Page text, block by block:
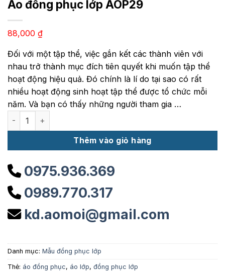
Áo đồng phục lớp AOP29
88,000 ₫
Đối với một tập thể, việc gắn kết các thành viên với
nhau trở thành mục đích tiên quyết khi muốn tập thể
hoạt động hiệu quả. Đó chính là lí do tại sao có rất
nhiều hoạt động sinh hoạt tập thể được tổ chức mỗi
năm. Và bạn có thấy những người tham gia …
Áo đồng phục lớp AOP29 số lượng
Thêm vào giỏ hàng
0975.936.369
0989.770.317
kd.aomoi@gmail.com
Danh mục: Mẫu đồng phục lớp
Thẻ: áo đồng phục, áo lớp, đồng phục lớp